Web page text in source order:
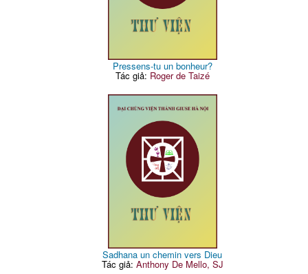
Pressens-tu un bonheur?
Tác giả: Roger de Taizé
Sadhana un chemin vers Dieu
Tác giả: Anthony De Mello, SJ